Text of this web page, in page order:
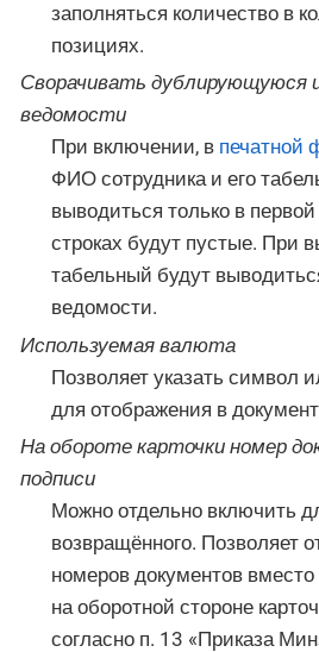
заполняться количество в
позициях.
Сворачивать дублирующуюся
ведомости
При включении, в печатной
ФИО сотрудника и его
выводиться только в
строках будут пустые. При
табельный будут
ведомости.
Используемая валюта
Позволяет указать символ
для отображения в
На обороте карточки номер
подписи
Можно отдельно включить
возвращённого. Позволяет
номеров документов
на оборотной стороне
согласно п. 13 «Приказа